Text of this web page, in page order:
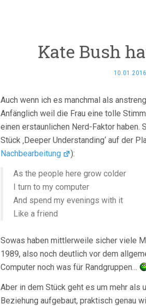
Kate Bush
10.01.2016
Auch wenn ich es manchmal als
Anfänglich weil die Frau eine tolle
einen erstaunlichen Nerd-Faktor
Stück ‚Deeper Understanding‘ auf der
Nachbearbeitung
):
As the people here grow colder
I turn to my computer
And spend my evenings with it
Like a friend
Sowas haben mittlerweile sicher viele
1989, also noch deutlich vor dem
Computer noch was für Randgruppen…
Aber in dem Stück geht es um mehr als
Beziehung aufgebaut, praktisch genau